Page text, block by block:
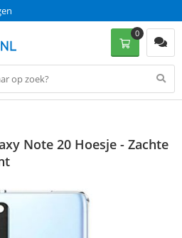
0
Note 20 Hoesje - Zachte